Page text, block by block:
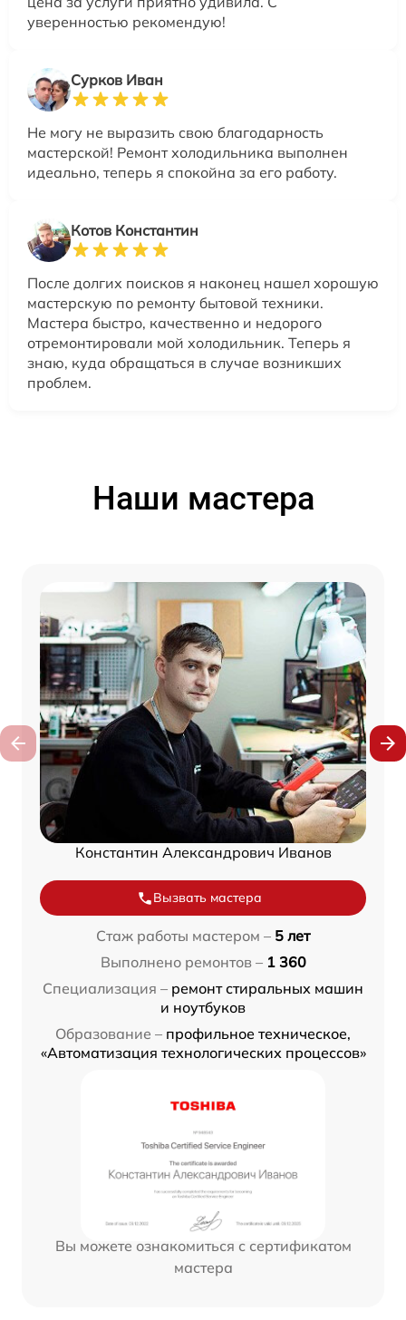
уверенностью рекомендую!
Сурков Иван
Не могу не выразить свою благодарность
мастерской! Ремонт холодильника выполнен
идеально, теперь я спокойна за его работу.
Котов Константин
После долгих поисков я наконец нашел хорошую
мастерскую по ремонту бытовой техники.
Мастера быстро, качественно и недорого
отремонтировали мой холодильник. Теперь я
знаю, куда обращаться в случае возникших
проблем.
Наши мастера
Константин Александрович Иванов
Вызвать мастера
Стаж работы мастером – 5 лет
Выполнено ремонтов – 1 360
Специализация – ремонт стиральных машин
и ноутбуков
Образование – профильное техническое,
«Автоматизация технологических процессов»
Вы можете ознакомиться с сертификатом
мастера